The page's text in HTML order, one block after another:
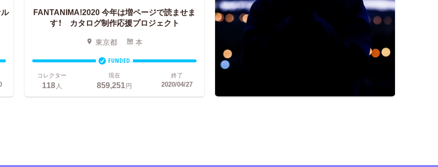
FANTANIMA!2020今年は増ページで読ませま
す！ カタログ制作応援プロジェクト
東京都 本
FUNDED
コレクター
118人
現在
859,251円
終了
2020/04/27